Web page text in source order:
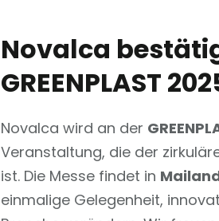
Novalca
GREENPLAST
Novalca wird an der
Veranstaltung, die der
ist. Die Messe findet in
einmalige Gelegenheit,